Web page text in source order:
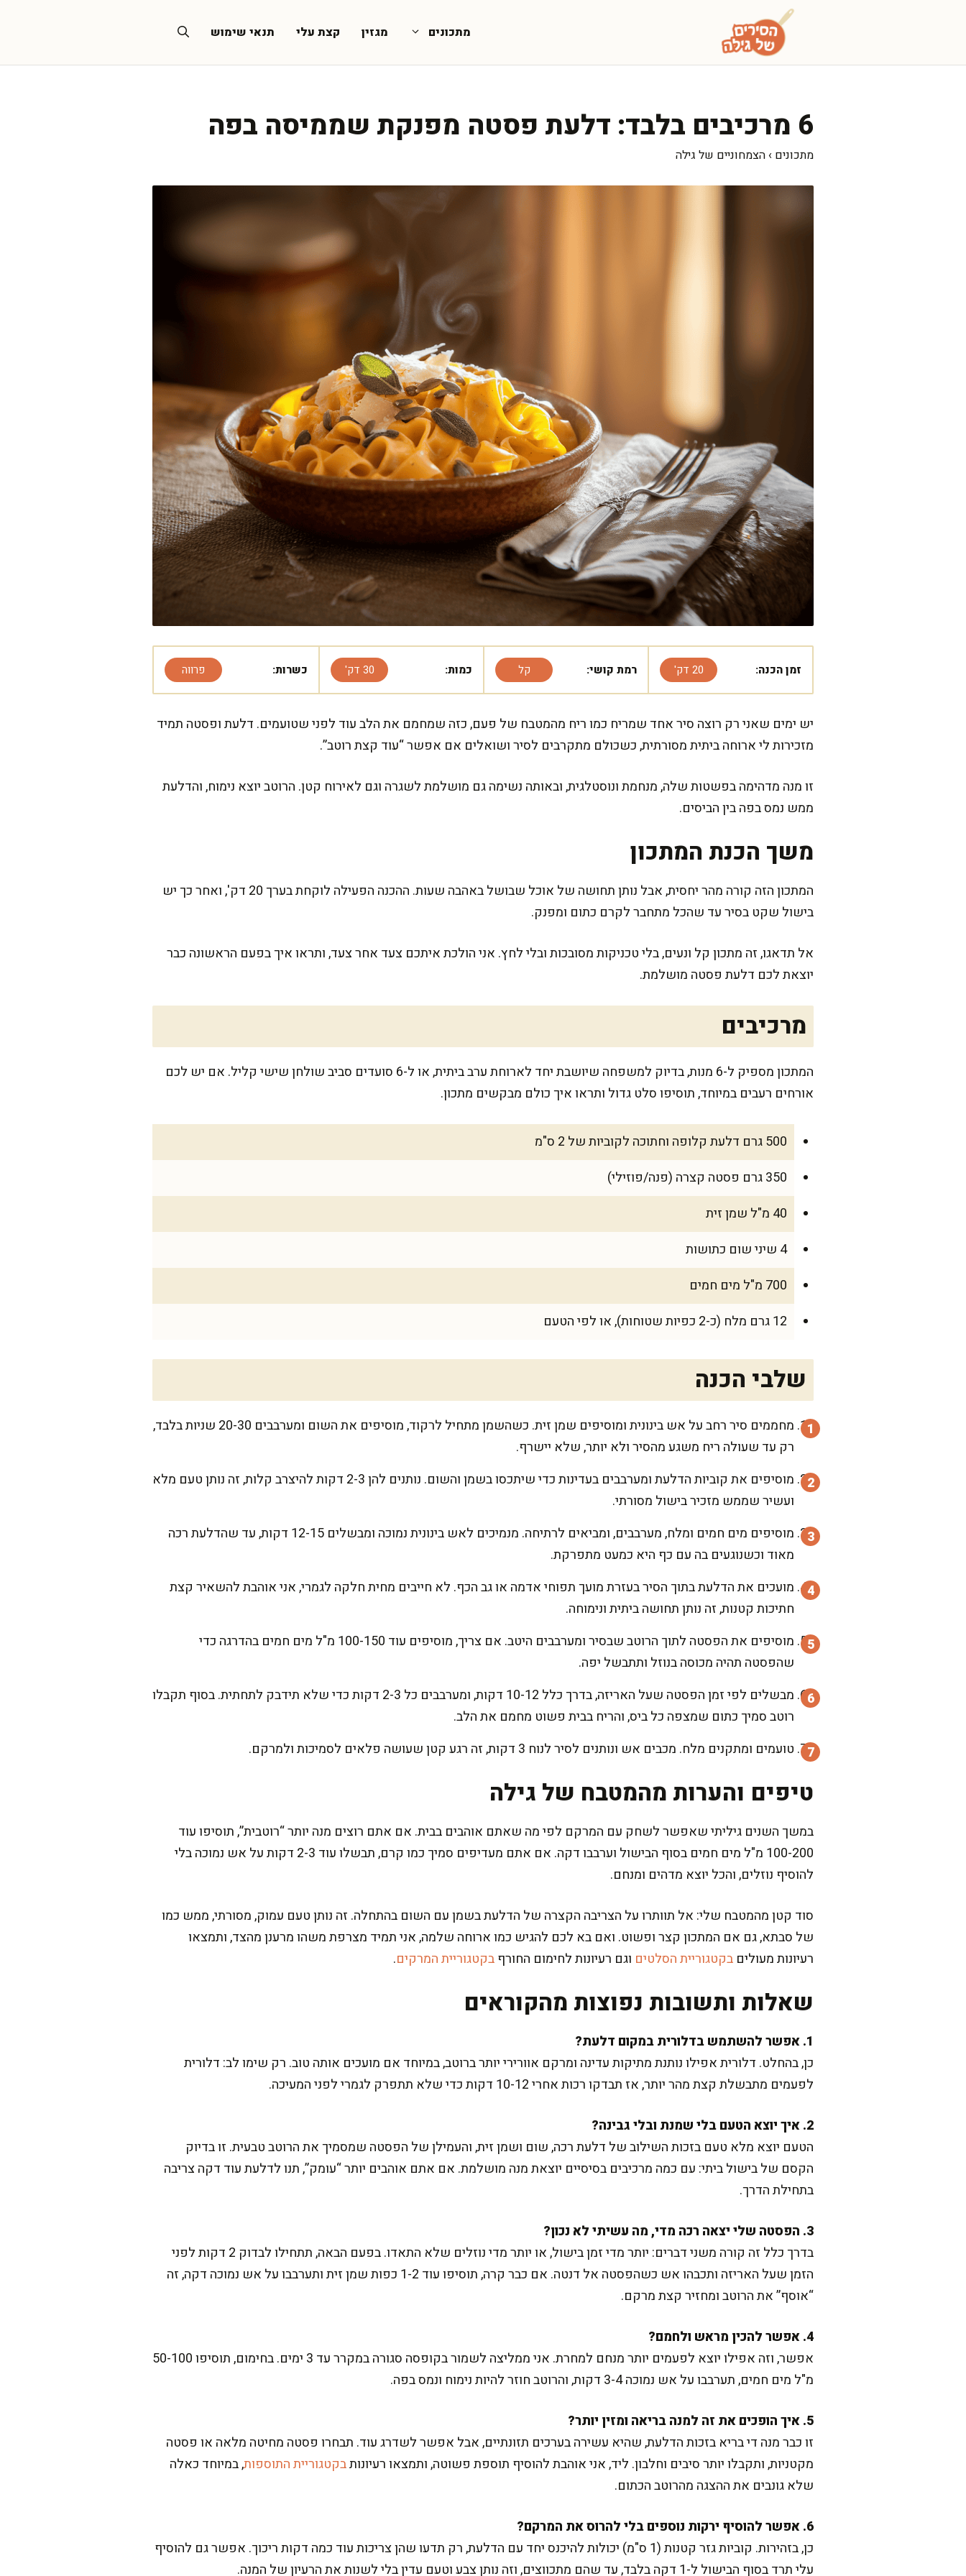
מתכונים מגזין קצת עלי תנאי שימוש
6 מרכיבים בלבד: דלעת פסטה מפנקת שממיסה בפה
מתכונים › הצמחוניים של גילה
זמן הכנה: 20 דק' רמת קושי: קל כמות: 30 דק' כשרות: פרווה
יש ימים שאני רק רוצה סיר אחד שמריח כמו ריח מהמטבח של פעם, כזה שמחמם את הלב עוד לפני שטועמים. דלעת ופסטה תמיד
מזכירות לי ארוחה ביתית מסורתית, כשכולם מתקרבים לסיר ושואלים אם אפשר “עוד קצת רוטב”.
זו מנה מדהימה בפשטות שלה, מנחמת ונוסטלגית, ובאותה נשימה גם מושלמת לשגרה וגם לאירוח קטן. הרוטב יוצא נימוח, והדלעת
ממש נמס בפה בין הביסים.
משך הכנת המתכון
המתכון הזה קורה מהר יחסית, אבל נותן תחושה של אוכל שבושל באהבה שעות. ההכנה הפעילה לוקחת בערך 20 דק', ואחר כך יש
בישול שקט בסיר עד שהכל מתחבר לקרם כתום ומפנק.
אל תדאגו, זה מתכון קל ונעים, בלי טכניקות מסובכות ובלי לחץ. אני הולכת איתכם צעד אחר צעד, ותראו איך בפעם הראשונה כבר
יוצאת לכם דלעת פסטה מושלמת.
מרכיבים
המתכון מספיק ל-6 מנות, בדיוק למשפחה שיושבת יחד לארוחת ערב ביתית, או ל-6 סועדים סביב שולחן שישי קליל. אם יש לכם
אורחים רעבים במיוחד, תוסיפו סלט גדול ותראו איך כולם מבקשים מתכון.
500 גרם דלעת קלופה וחתוכה לקוביות של 2 ס"מ
350 גרם פסטה קצרה (פנה/פוזילי)
40 מ"ל שמן זית
4 שיני שום כתושות
700 מ"ל מים חמים
12 גרם מלח (כ-2 כפיות שטוחות), או לפי הטעם
שלבי הכנה
מחממים סיר רחב על אש בינונית ומוסיפים שמן זית. כשהשמן מתחיל לרקוד, מוסיפים את השום ומערבבים 20-30 שניות בלבד,
רק עד שעולה ריח משגע מהסיר ולא יותר, שלא יישרף.
מוסיפים את קוביות הדלעת ומערבבים בעדינות כדי שיתכסו בשמן והשום. נותנים להן 2-3 דקות להיצרב קלות, זה נותן טעם מלא
ועשיר שממש מזכיר בישול מסורתי.
מוסיפים מים חמים ומלח, מערבבים, ומביאים לרתיחה. מנמיכים לאש בינונית נמוכה ומבשלים 12-15 דקות, עד שהדלעת רכה
מאוד וכשנוגעים בה עם כף היא כמעט מתפרקת.
מועכים את הדלעת בתוך הסיר בעזרת מועך תפוחי אדמה או גב הכף. לא חייבים מחית חלקה לגמרי, אני אוהבת להשאיר קצת
חתיכות קטנות, זה נותן תחושה ביתית ונימוחה.
מוסיפים את הפסטה לתוך הרוטב שבסיר ומערבבים היטב. אם צריך, מוסיפים עוד 100-150 מ"ל מים חמים בהדרגה כדי
שהפסטה תהיה מכוסה בנוזל ותתבשל יפה.
מבשלים לפי זמן הפסטה שעל האריזה, בדרך כלל 10-12 דקות, ומערבבים כל 2-3 דקות כדי שלא תידבק לתחתית. בסוף תקבלו
רוטב סמיך כתום שמצפה כל ביס, והריח בבית פשוט מחמם את הלב.
טועמים ומתקנים מלח. מכבים אש ונותנים לסיר לנוח 3 דקות, זה רגע קטן שעושה פלאים לסמיכות ולמרקם.
טיפים והערות מהמטבח של גילה
במשך השנים גיליתי שאפשר לשחק עם המרקם לפי מה שאתם אוהבים בבית. אם אתם רוצים מנה יותר “רוטבית”, תוסיפו עוד
100-200 מ"ל מים חמים בסוף הבישול וערבבו דקה. אם אתם מעדיפים סמיך כמו קרם, תבשלו עוד 2-3 דקות על אש נמוכה בלי
להוסיף נוזלים, והכל יוצא מדהים ומנחם.
סוד קטן מהמטבח שלי: אל תוותרו על הצריבה הקצרה של הדלעת בשמן עם השום בהתחלה. זה נותן טעם עמוק, מסורתי, ממש כמו
של סבתא, גם אם המתכון קצר ופשוט. ואם בא לכם להגיש כמו ארוחה שלמה, אני תמיד מצרפת משהו מרענן מהצד, ותמצאו
רעיונות מעולים בקטגוריית הסלטים וגם רעיונות לחימום החורףבקטגוריית המרקים.
שאלות ותשובות נפוצות מהקוראים
1. אפשר להשתמש בדלורית במקום דלעת?
כן, בהחלט. דלורית אפילו נותנת מתיקות עדינה ומרקם אוורירי יותר ברוטב, במיוחד אם מועכים אותה טוב. רק שימו לב: דלורית
לפעמים מתבשלת קצת מהר יותר, אז תבדקו רכות אחרי 10-12 דקות כדי שלא תתפרק לגמרי לפני המעיכה.
2. איך יוצא הטעם בלי שמנת ובלי גבינה?
הטעם יוצא מלא טעם בזכות השילוב של דלעת רכה, שום ושמן זית, והעמילן של הפסטה שמסמיך את הרוטב טבעית. זו בדיוק
הקסם של בישול ביתי: עם כמה מרכיבים בסיסיים יוצאת מנה מושלמת. אם אתם אוהבים יותר “עומק”, תנו לדלעת עוד דקה צריבה
בתחילת הדרך.
3. הפסטה שלי יצאה רכה מדי, מה עשיתי לא נכון?
בדרך כלל זה קורה משני דברים: יותר מדי זמן בישול, או יותר מדי נוזלים שלא התאדו. בפעם הבאה, תתחילו לבדוק 2 דקות לפני
הזמן שעל האריזה ותכבהו אש כשהפסטה אל דנטה. אם כבר קרה, תוסיפו עוד 1-2 כפות שמן זית ותערבבו על אש נמוכה דקה, זה
“אוסף” את הרוטב ומחזיר קצת מרקם.
4. אפשר להכין מראש ולחמם?
אפשר, וזה אפילו יוצא לפעמים יותר מנחם למחרת. אני ממליצה לשמור בקופסה סגורה במקרר עד 3 ימים. בחימום, תוסיפו 50-100
מ"ל מים חמים, תערבבו על אש נמוכה 3-4 דקות, והרוטב חוזר להיות נימוח ונמס בפה.
5. איך הופכים את זה למנה בריאה ומזין יותר?
זו כבר מנה די בריא בזכות הדלעת, שהיא עשירה בערכים תזונתיים, אבל אפשר לשדרג עוד. תבחרו פסטה מחיטה מלאה או פסטה
מקטניות, ותקבלו יותר סיבים וחלבון. ליד, אני אוהבת להוסיף תוספת פשוטה, ותמצאו רעיונותבקטגוריית התוספות, במיוחד כאלה
שלא גונבים את ההצגה מהרוטב הכתום.
6. אפשר להוסיף ירקות נוספים בלי להרוס את המרקם?
כן, בזהירות. קוביות גזר קטנות (1 ס"מ) יכולות להיכנס יחד עם הדלעת, רק תדעו שהן צריכות עוד כמה דקות ריכוך. אפשר גם להוסיף
עלי תרד בסוף הבישול ל-1 דקה בלבד, עד שהם מתכווצים, וזה נותן צבע וטעם עדין בלי לשנות את הרעיון של המנה.